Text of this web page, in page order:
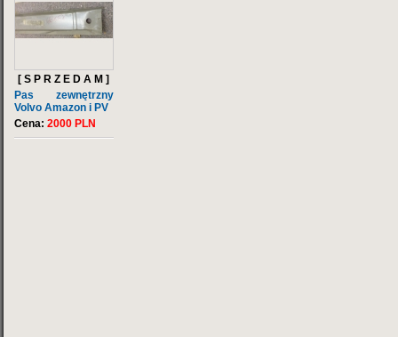
[ S P R Z E D A M ]
Pas zewnętrzny
Volvo Amazon i PV
Cena: 2000 PLN